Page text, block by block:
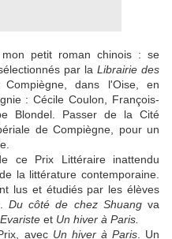
petit roman chinois : se
par la Librairie des
dans l'Oise, en
: Cécile Coulon, François-
Blondel. Passer de la Cité
de Compiègne, pour un
ce Prix Littéraire inattendu
la littérature contemporaine.
lus et étudiés par les élèves
Du côté de chez Shuangva
Evariste et Un hiver à Paris.
avec Un hiver à Paris. Un